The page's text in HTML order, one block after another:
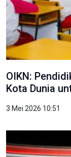
OIKN:
Kota Dunia
3 Mei 2026 10:51